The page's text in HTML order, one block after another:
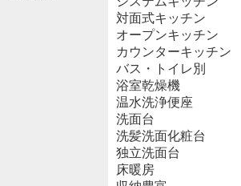
対面式キッチン
オープンキッチン
カウンターキッチン
バス・トイレ別
浴室乾燥機
温水洗浄便座
洗面台
洗髪洗面化粧台
独立洗面台
床暖房